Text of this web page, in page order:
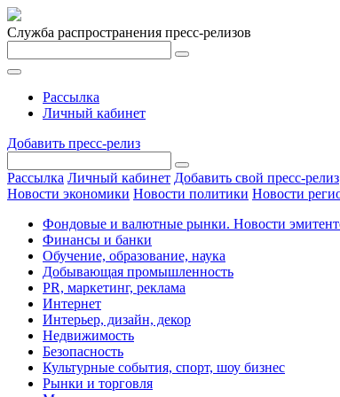
Служба распространения пресс-релизов
Рассылка
Личный кабинет
Добавить пресс-релиз
Рассылка Личный кабинет Добавить свой пресс-релиз
Новости экономики Новости политики Новости
Фондовые и валютные рынки. Новости
Финансы и банки
Обучение, образование, наука
Добывающая промышленность
PR, маркетинг, реклама
Интернет
Интерьер, дизайн, декор
Недвижимость
Безопасность
Культурные события, спорт, шоу бизнес
Рынки и торговля